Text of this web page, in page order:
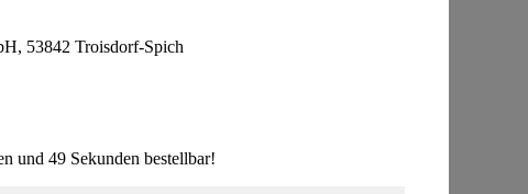
53842 Troisdorf-Spich
und 49 Sekunden bestellbar!